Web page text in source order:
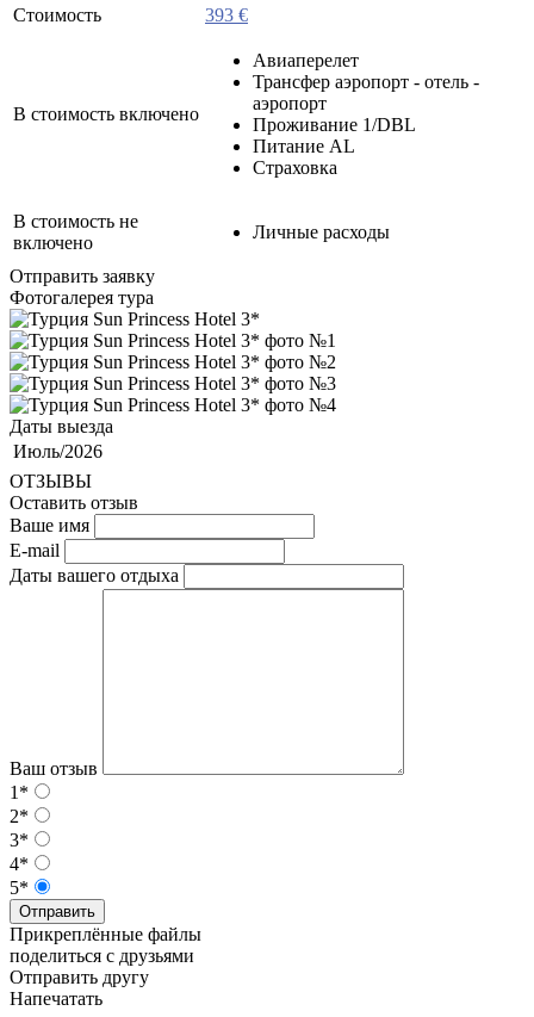
Стоимость
393 €
В стоимость включено
Авиаперелет
Трансфер аэропорт - отель -
аэропорт
Проживание 1/DBL
Питание AL
Страховка
В стоимость не
включено
Личные расходы
Отправить заявку
Фотогалерея тура
Даты выезда
Июль/2026
ОТЗЫВЫ
Оставить отзыв
Ваше имя
E-mail
Даты вашего отдыха
Ваш отзыв
1*
2*
3*
4*
5*
Отправить
Прикреплённые файлы
поделиться с друзьями
Отправить другу
Напечатать